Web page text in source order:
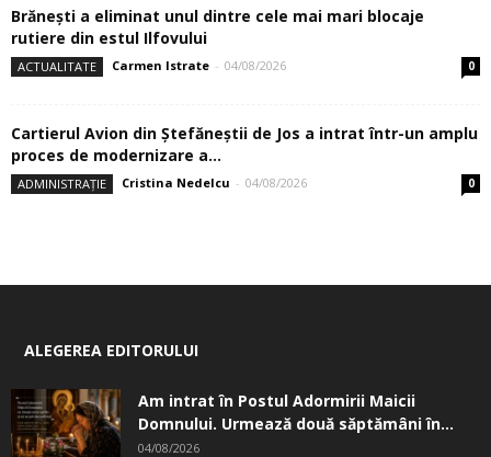
Brănești a eliminat unul dintre cele mai mari blocaje
rutiere din estul Ilfovului
ACTUALITATE Carmen Istrate - 04/08/2026 0
Cartierul Avion din Ştefăneştii de Jos a intrat într-un amplu
proces de modernizare a...
ADMINISTRAȚIE Cristina Nedelcu - 04/08/2026 0
ALEGEREA EDITORULUI
Am intrat în Postul Adormirii Maicii
Domnului. Urmează două săptămâni în...
04/08/2026